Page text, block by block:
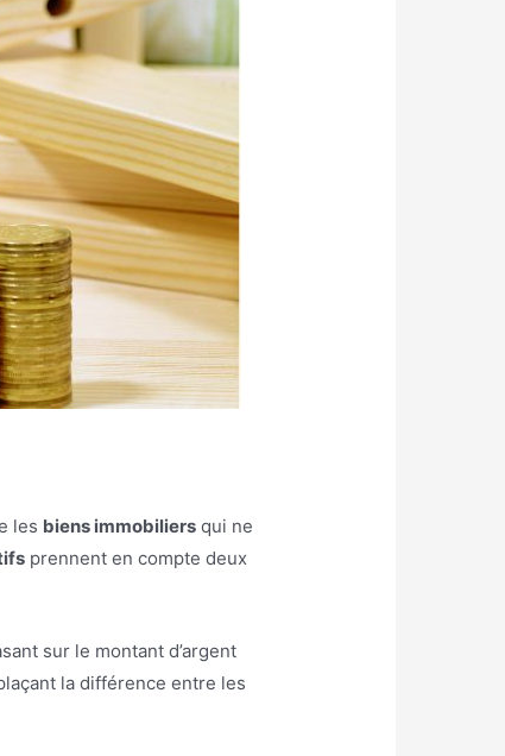
les biens immobiliers qui ne
prennent en compte deux
sur le montant d’argent
la différence entre les